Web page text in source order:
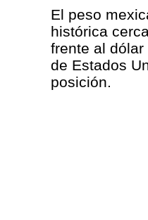
El peso
histórica
frente al
de Estados
posición.